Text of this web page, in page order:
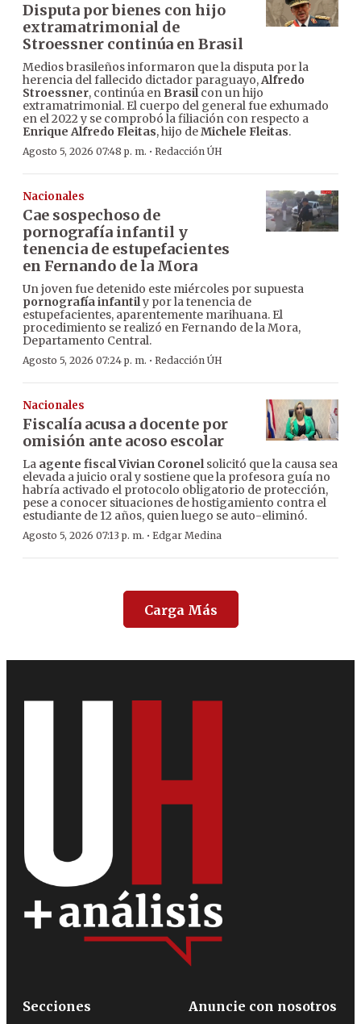
Disputa por bienes con hijo
extramatrimonial de
Stroessner continúa en Brasil
Medios brasileños informaron que la disputa por la
herencia del fallecido dictador paraguayo,Alfredo
Stroessner, continúa en Brasilcon un hijo
extramatrimonial. El cuerpo del general fue exhumado
en el 2022 y se comprobó la filiación con respecto a
Enrique Alfredo Fleitas, hijo deMichele Fleitas.
Agosto 5, 2026 07:48 p. m. · Redacción ÚH
Nacionales
Cae sospechoso de
pornografía infantil y
tenencia de estupefacientes
en Fernando de la Mora
Un joven fue detenido este miércoles por supuesta
pornografía infantily por la tenencia de
estupefacientes, aparentemente marihuana. El
procedimiento se realizó en Fernando de la Mora,
Departamento Central.
Agosto 5, 2026 07:24 p. m. · Redacción ÚH
Nacionales
Fiscalía acusa a docente por
omisión ante acoso escolar
La agente fiscal Vivian Coronelsolicitó que la causa sea
elevada a juicio oral y sostiene que la profesora guía no
habría activado el protocolo obligatorio de protección,
pese a conocer situaciones de hostigamiento contra el
estudiante de 12 años, quien luego se auto-eliminó.
Agosto 5, 2026 07:13 p. m. · Edgar Medina
Carga Más
Secciones
Anuncie con nosotros